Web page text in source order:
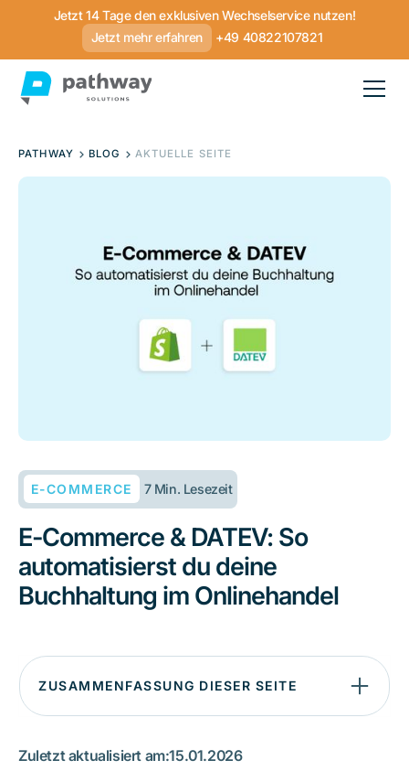
Jetzt 14 Tage den exklusiven Wechselservice nutzen!
Jetzt mehr erfahren
+49 40822107821
PATHWAY BLOG AKTUELLE SEITE
E-COMMERCE 7 Min. Lesezeit
E-Commerce & DATEV: So
automatisierst du deine
Buchhaltung im Onlinehandel
ZUSAMMENFASSUNG DIESER SEITE
Zuletzt aktualisiert am:15.01.2026